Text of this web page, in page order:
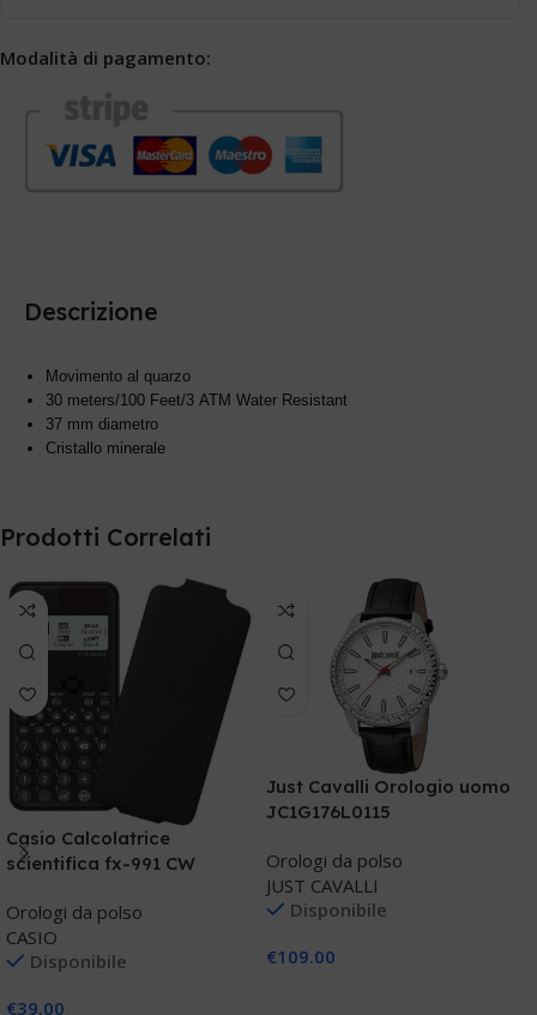
Modalità di pagamento:
Descrizione
Movimento al quarzo
30 meters/100 Feet/3 ATM Water Resistant
37 mm diametro
Cristallo minerale
Prodotti Correlati
Casio Calcolatrice
scientifica fx-991 CW
Orologi da polso
CASIO
Disponibile
€39.00
Just Cavalli Orologio uomo
JC1G176L0115
Orologi da polso
JUST CAVALLI
Disponibile
€109.00